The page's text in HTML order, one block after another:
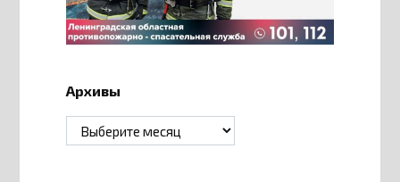
Архивы
Архивы